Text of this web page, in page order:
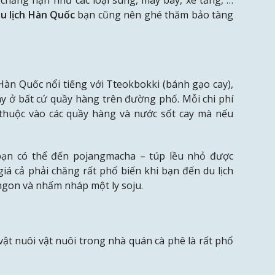
lịch Hàn Quốc bạn cũng nên ghé thăm bảo tàng
Quốc nổi tiếng với Tteokbokki (bánh gạo cay),
ở bất cứ quầy hàng trên đường phố. Mỗi chi phí
vào các quầy hàng và nước sốt cay mà nếu
có thể đến pojangmacha – túp lều nhỏ được
cả phải chăng rất phổ biến khi bạn đến du lịch
và nhấm nháp một ly soju.
nuôi vật nuôi trong nhà quán cà phê là rất phổ